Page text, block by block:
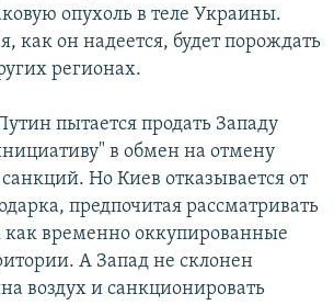
опухоль в теле Украины.
как он надеется, будет порождать
регионах.
пытается продать Западу
в обмен на отмену
Но Киев отказывается от
предпочитая рассматривать
временно оккупированные
А Запад не склонен
воздух и санкционировать